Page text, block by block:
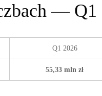
— Q1
Q1 2026
55,33 mln zł